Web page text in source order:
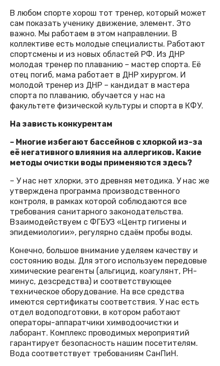
В любом спорте хорош тот тренер, который может
сам показать ученику движение, элемент. Это
важно. Мы работаем в этом направлении. В
коллективе есть молодые специалисты. Работают
спортсмены и из новых областей РФ. Из ДНР
молодая тренер по плаванию – мастер спорта. Её
отец погиб, мама работает в ДНР хирургом. И
молодой тренер из ДНР – кандидат в мастера
спорта по плаванию, обучается у нас на
факультете физической культуры и спорта в КФУ.
На зависть конкурентам
– Многие избегают бассейнов с хлоркой из-за
её негативного влияния на аллергиков. Какие
методы очистки воды применяются здесь?
– У нас нет хлорки, это древняя методика. У нас же
утверждена программа производственного
контроля, в рамках которой соблюдаются все
требования санитарного законодательства.
Взаимодействуем с ФГБУЗ «Центр гигиены и
эпидемиологии», регулярно сдаём пробы воды.
Конечно, большое внимание уделяем качеству и
состоянию воды. Для этого используем передовые
химические реагенты (альгицид, коагулянт, PH-
минус, дезcредства) и соответствующее
техническое оборудование. На все средства
имеются сертификаты соответствия. У нас есть
отдел водоподготовки, в котором работают
операторы-аппаратчики химводоочистки и
лаборант. Комплекс проводимых мероприятий
гарантирует безопасность нашим посетителям.
Вода соответствует требованиям СанПиН.